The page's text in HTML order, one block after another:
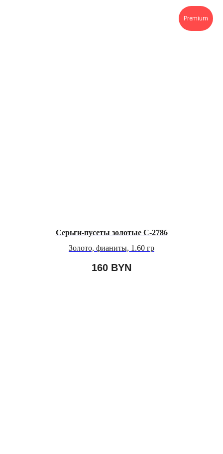
Premium
Серьги-пусеты золотые C-2786
Золото, фианиты, 1.60 гр
160 BYN